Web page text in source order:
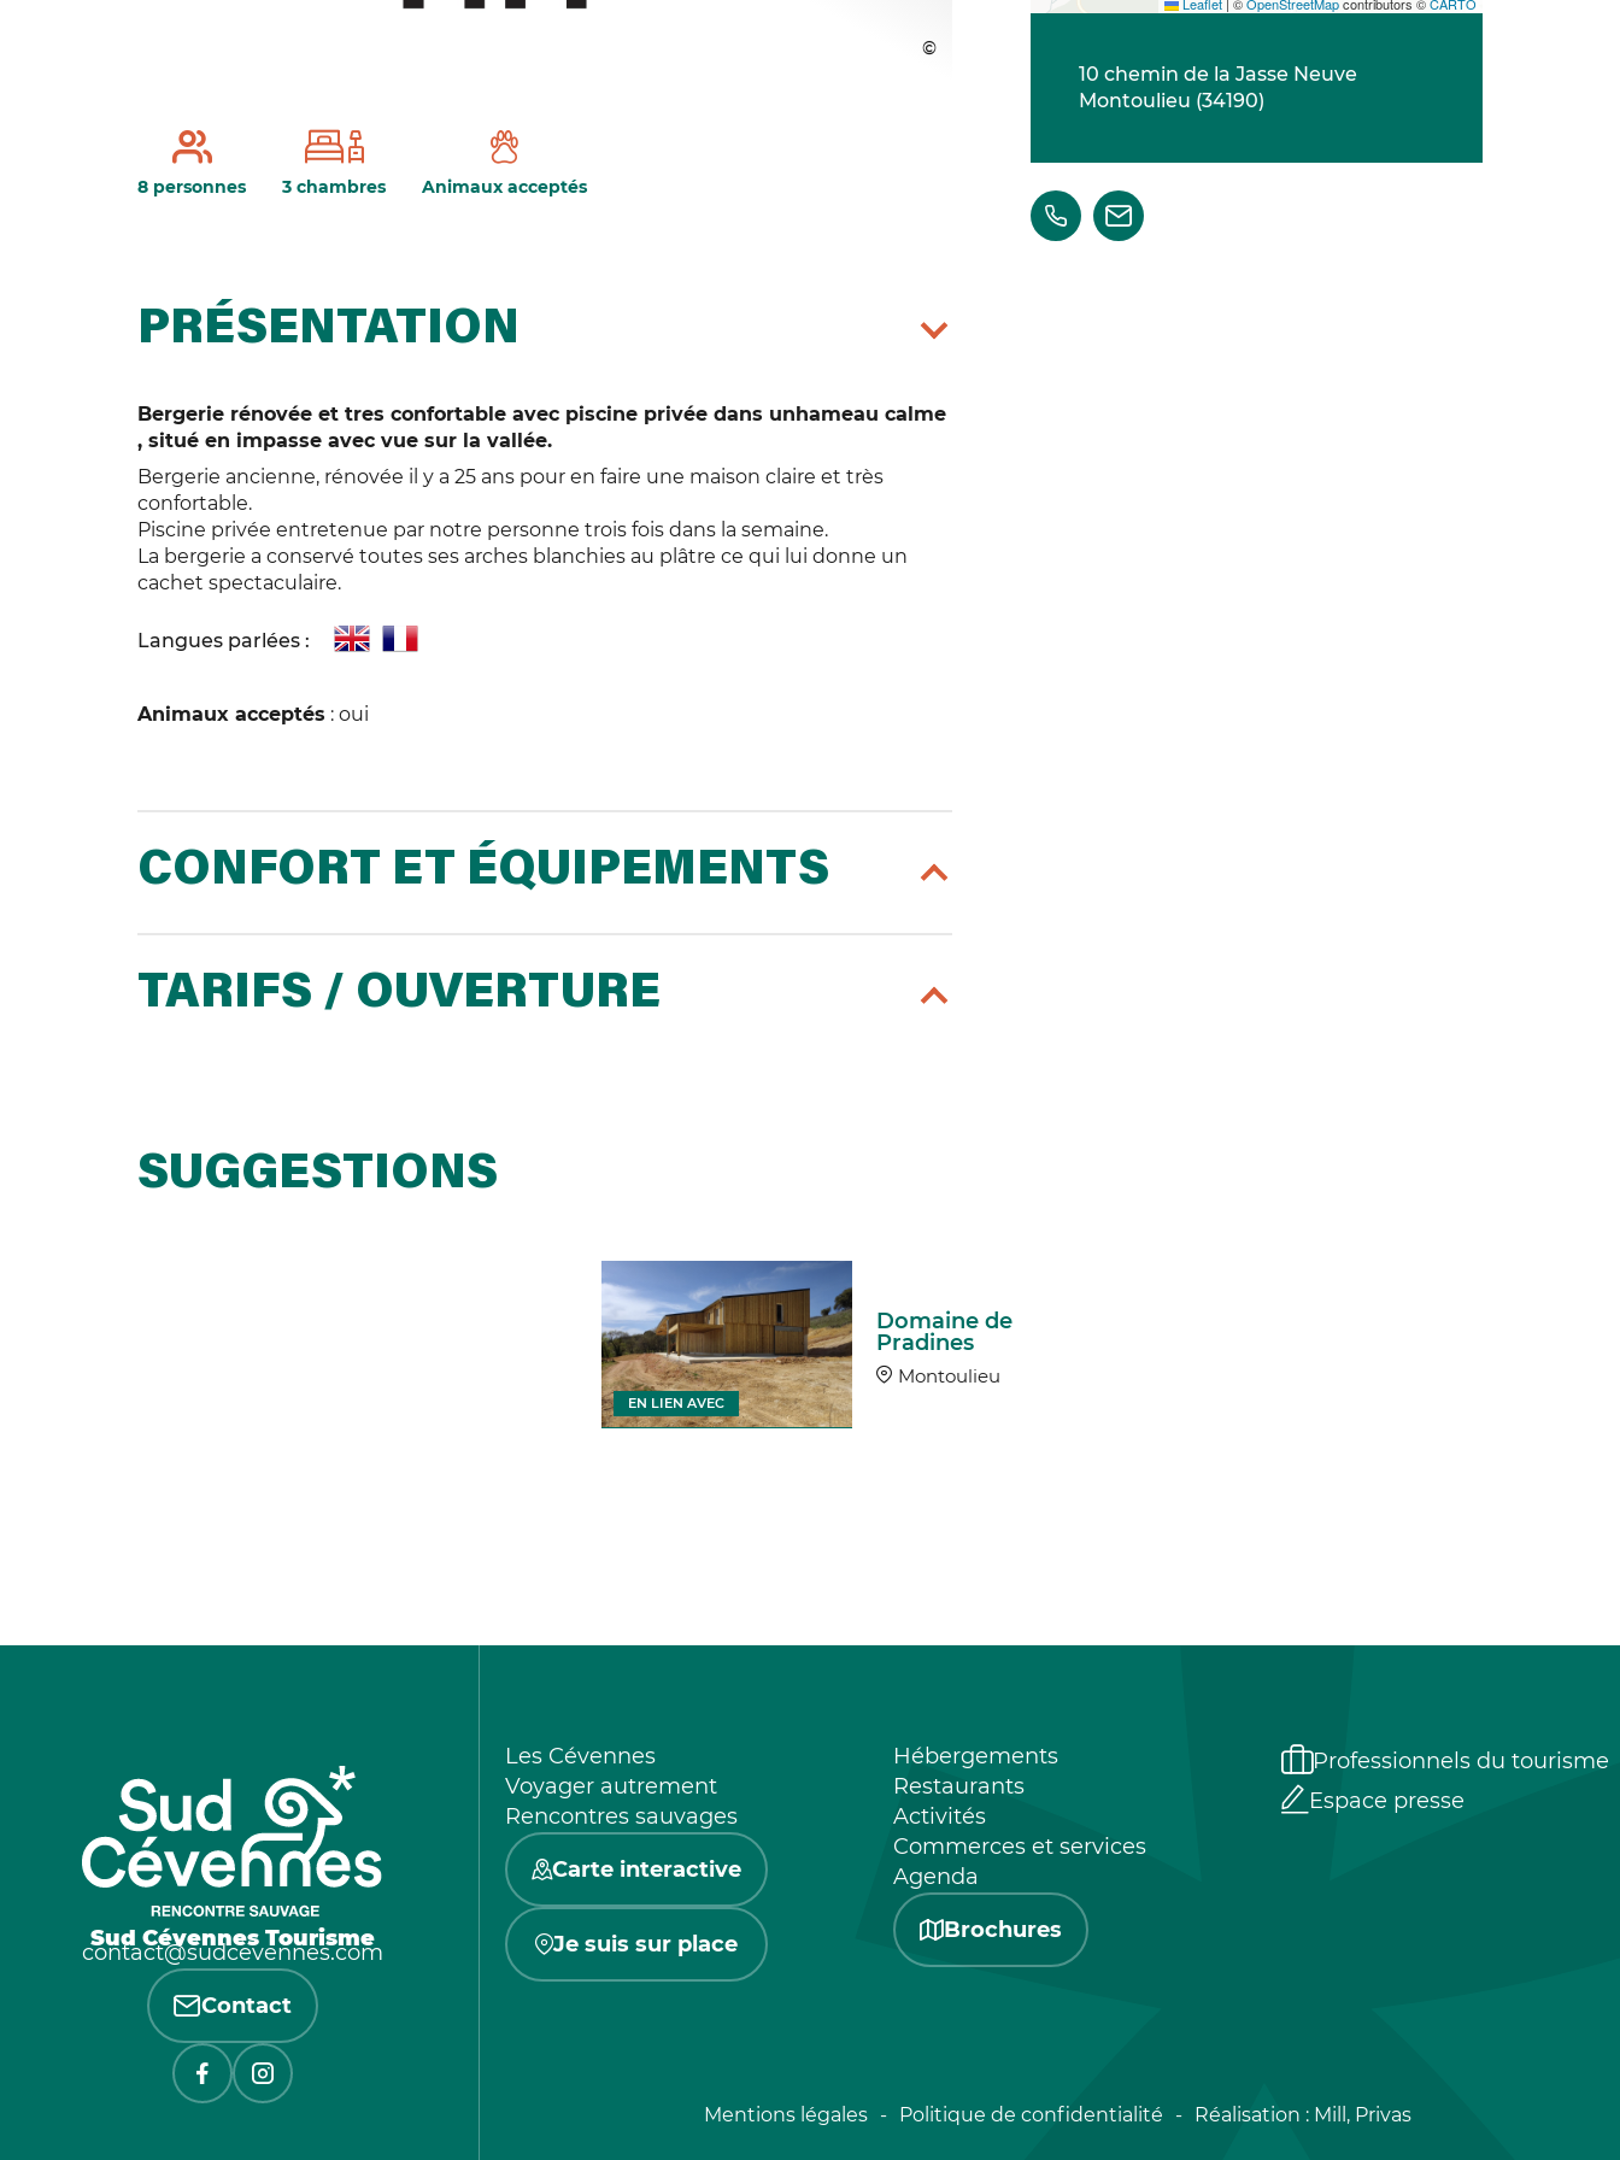
8 personnes 3 chambres Animaux acceptés
PRÉSENTATION
Bergerie rénovée et tres confortable avec piscine privée dans unhameau calme
, situé en impasse avec vue sur la vallée.
Bergerie ancienne, rénovée il y a 25 ans pour en faire une maison claire et très
confortable.
Piscine privée entretenue par notre personne trois fois dans la semaine.
La bergerie a conservé toutes ses arches blanchies au plâtre ce qui lui donne un
cachet spectaculaire.
Langues parlées :
Animaux acceptés : oui
CONFORT ET ÉQUIPEMENTS
TARIFS / OUVERTURE
10 chemin de la Jasse Neuve
Montoulieu (34190)
SUGGESTIONS
Domaine de
Pradines
Montoulieu
EN LIEN AVEC
Sud Cévennes Tourisme
contact@sudcevennes.com
Contact
Les Cévennes
Voyager autrement
Rencontres sauvages
Carte interactive
Je suis sur place
Hébergements
Restaurants
Activités
Commerces et services
Agenda
Brochures
Professionnels du tourisme
Espace presse
Mentions légales Politique de confidentialité Réalisation : Mill, Privas